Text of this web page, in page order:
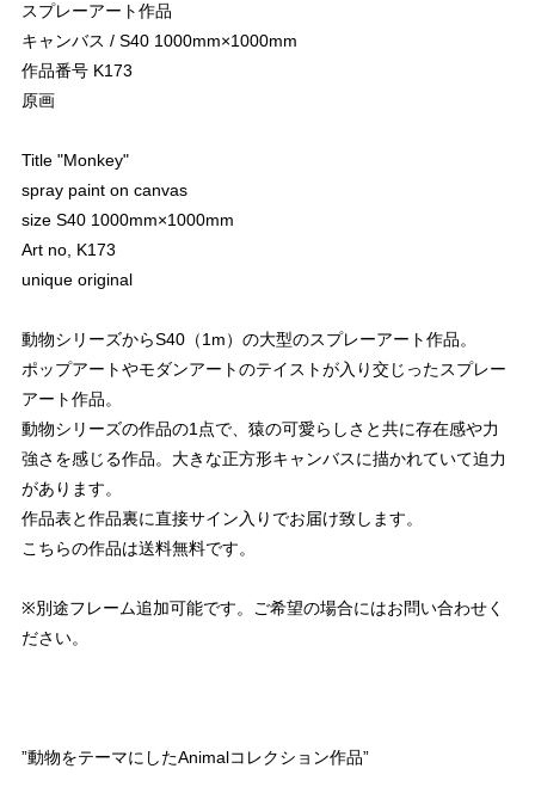
スプレーアート作品
キャンバス / S40 1000mm×1000mm
作品番号 K173
原画
Title "Monkey"
spray paint on canvas
size S40 1000mm×1000mm
Art no, K173
unique original
動物シリーズからS40（1m）の大型のスプレーアート作品。
ポップアートやモダンアートのテイストが入り交じったスプレー
アート作品。
動物シリーズの作品の1点で、猿の可愛らしさと共に存在感や力
強さを感じる作品。大きな正方形キャンバスに描かれていて迫力
があります。
作品表と作品裏に直接サイン入りでお届け致します。
こちらの作品は送料無料です。
※別途フレーム追加可能です。ご希望の場合にはお問い合わせく
ださい。
”動物をテーマにしたAnimalコレクション作品”